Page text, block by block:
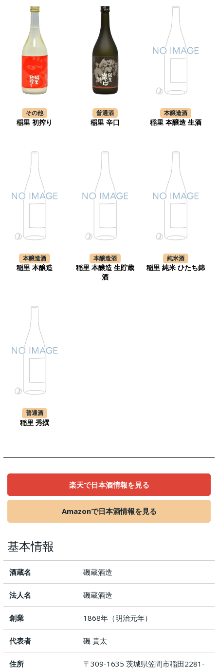
その他
稲里 初搾り
普通酒
稲里 辛口
本醸造酒
稲里 本醸造 生酒
本醸造酒
稲里 本醸造
本醸造酒
稲里 本醸造 生貯蔵
酒
純米酒
稲里 純米 ひたち錦
普通酒
稲里 秀撰
楽天で日本酒情報を見る
Amazonで日本酒情報を見る
基本情報
酒蔵名 磯蔵酒造
法人名 磯蔵酒造
創業 1868年（明治元年）
代表者 磯 貴太
住所 〒309-1635 茨城県笠間市稲田2281-